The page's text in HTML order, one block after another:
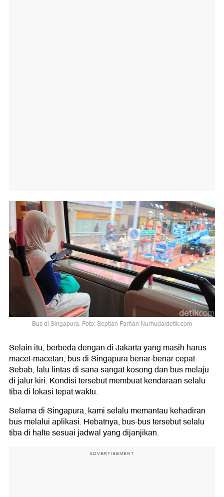
Bus di Singapura. Foto: Septian Farhan Nurhuda/detik.com
Selain itu, berbeda dengan di Jakarta yang masih harus
macet-macetan, bus di Singapura benar-benar cepat.
Sebab, lalu lintas di sana sangat kosong dan bus melaju
di jalur kiri. Kondisi tersebut membuat kendaraan selalu
tiba di lokasi tepat waktu.
Selama di Singapura, kami selalu memantau kehadiran
bus melalui aplikasi. Hebatnya, bus-bus tersebut selalu
tiba di halte sesuai jadwal yang dijanjikan.
ADVERTISEMENT